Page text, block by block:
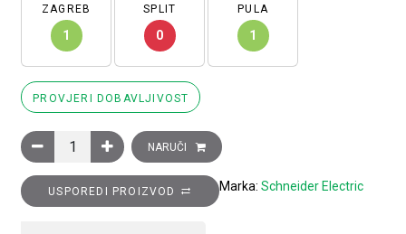
ZAGREB
1
SPLIT
0
PULA
1
PROVJERI DOBAVLJIVOST
Sklopnik motorski 3P (3NO) TeSys D, 9A (AC-3), 1R+1M
NARUČI
USPOREDI PROIZVOD Marka: Schneider Electric